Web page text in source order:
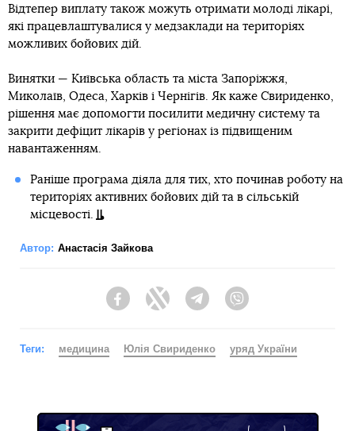
Відтепер виплату також можуть отримати молоді лікарі,
які працевлаштувалися у медзаклади на територіях
можливих бойових дій.
Винятки — Київська область та міста Запоріжжя,
Миколаїв, Одеса, Харків і Чернігів. Як каже Свириденко,
рішення має допомогти посилити медичну систему та
закрити дефіцит лікарів у регіонах із підвищеним
навантаженням.
Раніше програма діяла для тих, хто починав роботу на
територіях активних бойових дій та в сільській
місцевості.
Автор: Анастасія Зайкова
FacebookTwitter Telegram
Теги: медицина Юлія Свириденко уряд України